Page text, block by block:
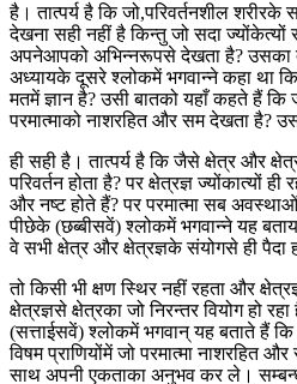
है। तात्पर्य है कि जो,परिवर्तनशील
देखना सही नहीं है किन्तु जो सदा ज्योंकेत्यों
अपनेआपको अभिन्नरूपसे देखता है? उसका
अध्यायके दूसरे श्लोकमें भगवान्ने कहा था कि
मतमें ज्ञान है? उसी बातको यहाँ कहते हैं कि
परमात्माको नाशरहित और सम देखता है?
ही सही है। तात्पर्य है कि जैसे क्षेत्र और
परिवर्तन होता है? पर क्षेत्रज्ञ ज्योंकात्यों
और नष्ट होते हैं? पर परमात्मा सब
पीछेके (छब्बीसवें) श्लोकमें भगवान्ने यह
वे सभी क्षेत्र और क्षेत्रज्ञके संयोगसे ही पैदा
तो किसी भी क्षण स्थिर नहीं रहता और
क्षेत्रज्ञसे क्षेत्रका जो निरन्तर वियोग हो
(सत्ताईसवें) श्लोकमें भगवान् यह बताते हैं कि
विषम प्राणियोंमें जो परमात्मा नाशरहित
साथ अपनी एकताका अनुभव कर ले।